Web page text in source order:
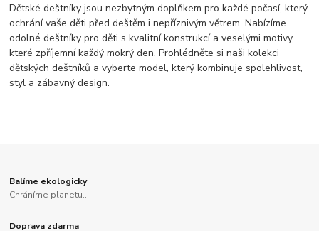
Dětské deštníky jsou nezbytným doplňkem pro každé počasí, který
ochrání vaše děti před deštěm i nepříznivým větrem. Nabízíme
odolné deštníky pro děti s kvalitní konstrukcí a veselými motivy,
které zpříjemní každý mokrý den. Prohlédněte si naši kolekci
dětských deštníků a vyberte model, který kombinuje spolehlivost,
styl a zábavný design.
Balíme ekologicky
Chráníme planetu...
Doprava zdarma